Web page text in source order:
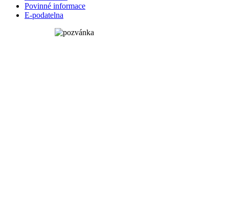
Povinné informace
E-podatelna